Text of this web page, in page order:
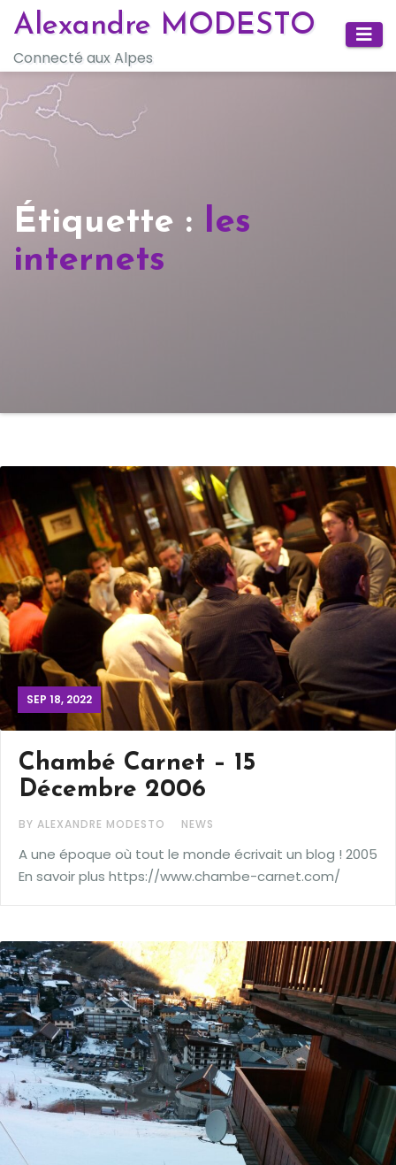
Skip
content
Alexandre MODESTO
Connecté aux Alpes
Étiquette : les
internets
SEP 18, 2022
Chambé Carnet – 15
Décembre 2006
BY ALEXANDRE MODESTO NEWS
A une époque où tout le monde écrivait un blog ! 2005
En savoir plus https://www.chambe-carnet.com/